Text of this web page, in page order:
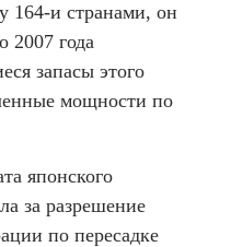
164-и странами, он
2007 года
запасы этого
мощности по
японского
за разрешение
по пересадке